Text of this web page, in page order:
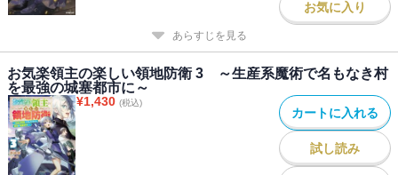
お気に入り
あらすじを見る
お気楽領主の楽しい領地防衛 3 ～生産系魔術で名もなき村
を最強の城塞都市に～
¥1,430 (税込)
カートに入れる
試し読み